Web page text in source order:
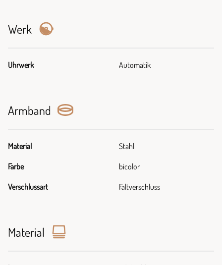
Werk
Uhrwerk Automatik
Armband
Material Stahl
Farbe bicolor
Verschlussart Faltverschluss
Material